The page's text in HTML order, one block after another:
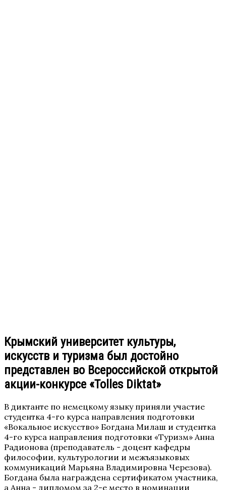
Крымский университет культуры,
искусств и туризма был достойно
представлен во Всероссийской открытой
акции-конкурсе «Tolles Diktat»
В диктанте по немецкому языку приняли участие
студентка 4-го курса направления подготовки
«Вокальное искусство» Богдана Милаш и студентка
4-го курса направления подготовки «Туризм» Анна
Радионова (преподаватель - доцент кафедры
философии, культурологии и межъязыковых
коммуникаций Марьяна Владимировна Черезова).
Богдана была награждена сертификатом участника,
а Анна - дипломом за 2-е место в номинации